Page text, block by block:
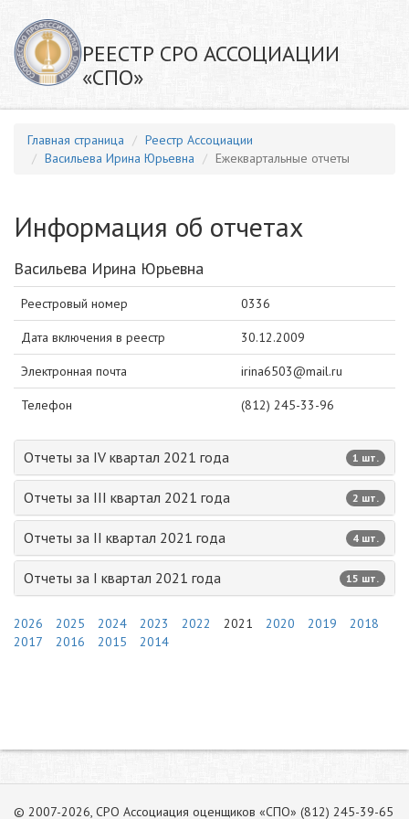
РЕЕСТР СРО АССОЦИАЦИИ
«СПО»
Главная страница
Реестр Ассоциации
Васильева Ирина Юрьевна
Ежеквартальные отчеты
Информация об отчетах
Васильева Ирина Юрьевна
Реестровый номер 0336
Дата включения в реестр 30.12.2009
Электронная почта irina6503@mail.ru
Телефон (812) 245-33-96
Отчеты за IV квартал 2021 года 1 шт.
Отчеты за III квартал 2021 года 2 шт.
Отчеты за II квартал 2021 года 4 шт.
Отчеты за I квартал 2021 года 15 шт.
2026 2025 2024 2023 2022 2021 2020 2019
2018
2017
2016 2015 2014
© 2007-2026, СРО Ассоциация оценщиков «СПО» (812) 245-39-65